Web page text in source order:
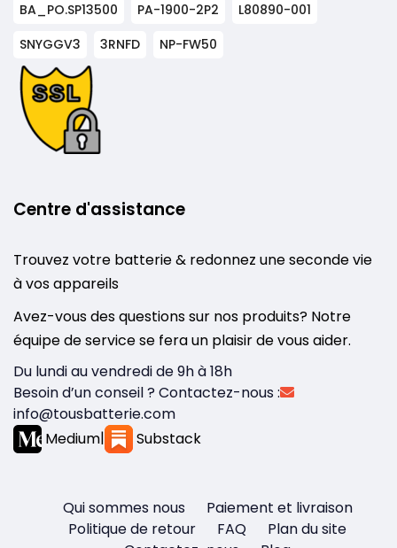
BA_PO.SP13500 PA-1900-2P2
L80890-001
SNYGGV3
3RNFD NP-FW50
Centre d'assistance
Trouvez votre batterie & redonnez une seconde vie
à vos appareils
Avez-vous des questions sur nos produits? Notre
équipe de service se fera un plaisir de vous aider.
Du lundi au vendredi de 9h à 18h
Besoin d’un conseil ? Contactez-nous :
info@tousbatterie.com
Medium| Substack
Qui sommes nous
Paiement et livraison
Politique de retour
FAQ
Plan du site